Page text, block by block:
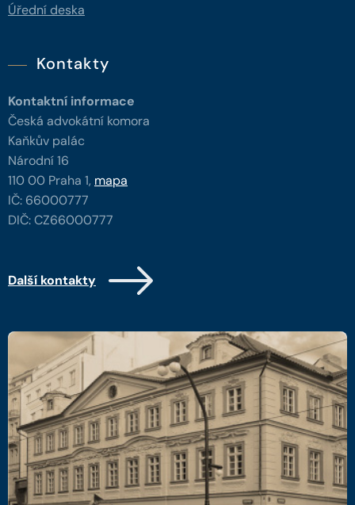
Úřední deska
Kontakty
Kontaktní informace
Česká advokátní komora
Kaňkův palác
Národní 16
110 00 Praha 1, mapa
IČ: 66000777
DIČ: CZ66000777
Další kontakty